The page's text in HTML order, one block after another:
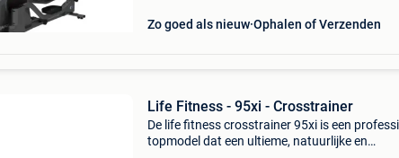
Zo goed als nieuw Ophalen of Verzenden
Life Fitness - 95xi - Crosstrainer
De life fitness crosstrainer 95xi is een
topmodel dat een ultieme, natuurlijke en